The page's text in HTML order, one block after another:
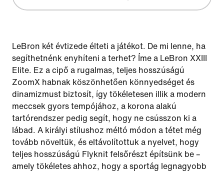
LeBron két évtizede élteti a játékot. De mi lenne, ha
segíthetnénk enyhíteni a terhet? Íme a LeBron XXIII
Elite. Ez a cipő a rugalmas, teljes hosszúságú
ZoomX habnak köszönhetően könnyedséget és
dinamizmust biztosít, így tökéletesen illik a modern
meccsek gyors tempójához, a korona alakú
tartórendszer pedig segít, hogy ne csússzon ki a
lábad. A királyi stílushoz méltó módon a tétet még
tovább növeltük, és eltávolítottuk a nyelvet, hogy
teljes hosszúságú Flyknit felsőrészt építsünk be –
amely tökéletes ahhoz, hogy a sportág legnagyobb